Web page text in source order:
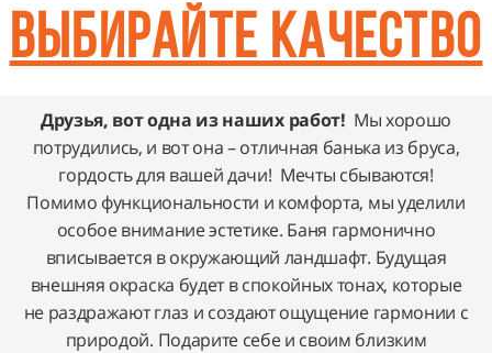
ВЫБИРАйте качество
Друзья, вот одна из наших работ! Мы хорошо
потрудились, и вот она – отличная банька из бруса,
гордость для вашей дачи! Мечты сбываются!
Помимо функциональности и комфорта, мы уделили
особое внимание эстетике. Баня гармонично
вписывается в окружающий ландшафт. Будущая
внешняя окраска будет в спокойных тонах, которые
не раздражают глаз и создают ощущение гармонии с
природой. Подарите себе и своим близким